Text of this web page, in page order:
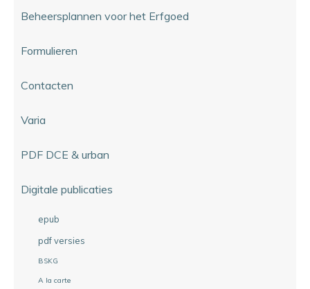
Beheersplannen voor het Erfgoed
Formulieren
Contacten
Varia
PDF DCE & urban
Digitale publicaties
epub
pdf versies
BSKG
A la carte